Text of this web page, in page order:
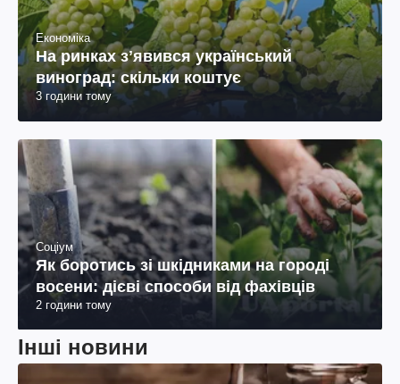
Економіка
На ринках зʼявився український
виноград: скільки коштує
3 години тому
Соціум
Як боротись зі шкідниками на городі
восени: дієві способи від фахівців
2 години тому
Інші новини